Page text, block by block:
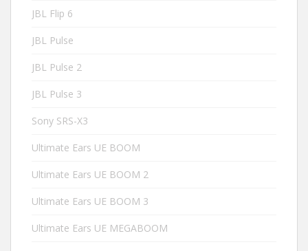
JBL Flip 6
JBL Pulse
JBL Pulse 2
JBL Pulse 3
Sony SRS-X3
Ultimate Ears UE BOOM
Ultimate Ears UE BOOM 2
Ultimate Ears UE BOOM 3
Ultimate Ears UE MEGABOOM